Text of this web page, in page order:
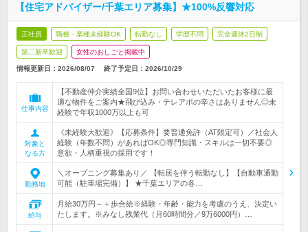
【住宅アドバイザー/千葉エリア募集】★100%反響対応
正社員 職種・業種未経験OK 転勤なし 学歴不問 完全週休2日制
第二新卒歓迎 女性のおしごと掲載中
情報更新日：2026/08/07 終了予定日： 2026/10/29
仕事内容
【不動産仲介実績全国9位】お問い合わせいただいたお客様に最
適な物件をご案内★飛び込み・テレアポの辛さはありません◎未
経験で年収1000万以上も可
対象と
なる方
《未経験大歓迎》【応募条件】要普通免許（AT限定可）／社会人
経験（年数不問）があればOK◎専門知識・スキルは一切不要◎
意欲・人柄重視の採用です！
勤務地
＼オープニング募集あり／ 【転居を伴う転勤なし】【自動車通勤
可能（駐車場完備）】 ★千葉エリアの各…
給与
月給30万円～＋歩合給※経験・年齢・能力を考慮のうえ、決定い
たします。※みなし残業代（月60時間分／9万6000円）…